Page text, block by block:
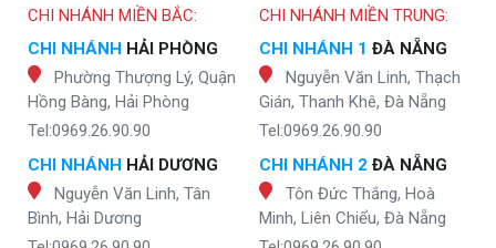
CHI NHÁNH MIỀN BẮC:
CHI NHÁNH HẢI PHÒNG
Phường Thượng Lý, Quận
Hồng Bàng, Hải Phòng
Tel:0969.26.90.90
CHI NHÁNH HẢI DƯƠNG
Nguyễn Văn Linh, Tân
Bình, Hải Dương
CHI NHÁNH MIỀN TRUNG:
CHI NHÁNH 1 ĐÀ NẴNG
Nguyễn Văn Linh, Thạch
Gián, Thanh Khê, Đà Nẵng
Tel:0969.26.90.90
CHI NHÁNH 2 ĐÀ NẴNG
Tôn Đức Thắng, Hoà
Minh, Liên Chiểu, Đà Nẵng